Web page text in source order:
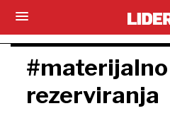
rezerviranja